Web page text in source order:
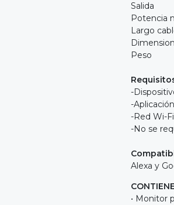
Largo
-
-
-Red Wi-
-No se
Alexa y
CONTIENE
• Monitor